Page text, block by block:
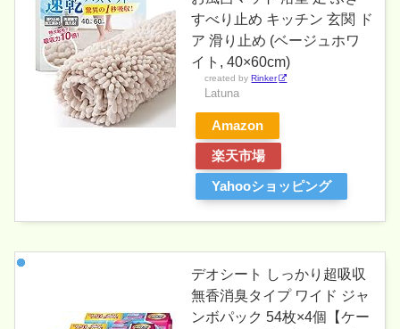
すべり止め キッチン 玄関 ド
ア 滑り止め (ベージュホワ
イト, 40×60cm)
created byRinker
Latuna
Amazon
楽天市場
Yahooショッピング
デオシート しっかり超吸収
無香消臭タイプ ワイド ジャ
ンボパック 54枚×4個【ケー